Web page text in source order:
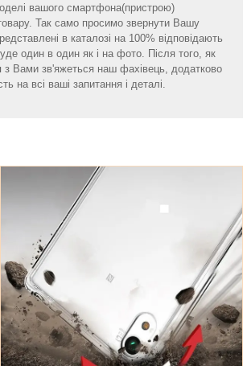
вашого смартфона(пристрою)
Так само просимо звернути Вашу
в каталозі на 100% відповідають
один в один як і на фото. Після того, як
Вами зв'яжеться наш фахівець, додатково
на всі ваші запитання і деталі.